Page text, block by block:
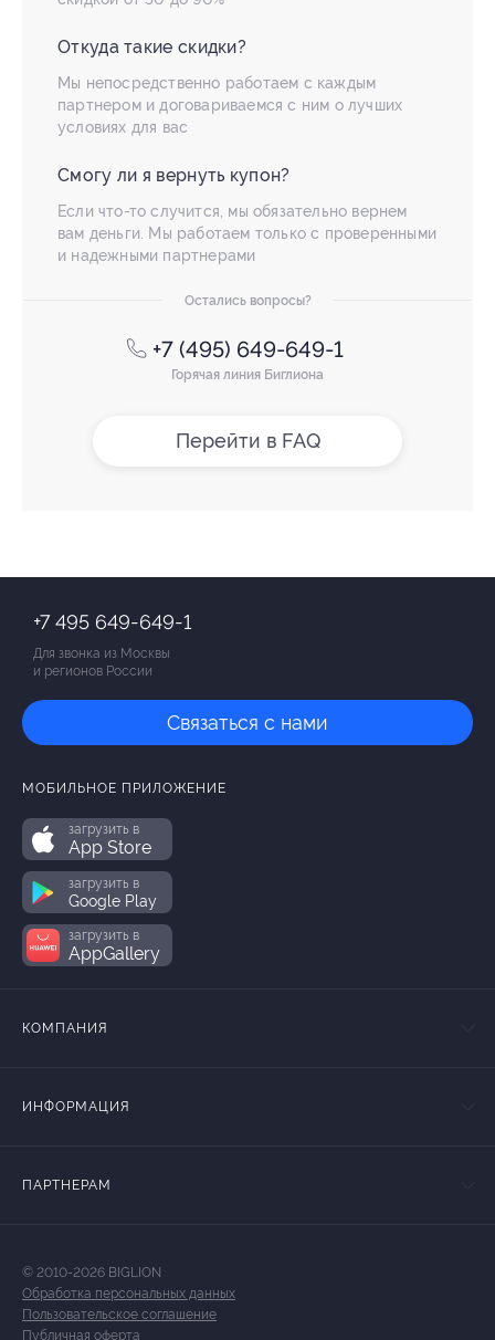
Откуда такие скидки?
Мы непосредственно работаем с каждым
партнером и договариваемся с ним о лучших
условиях для вас
Смогу ли я вернуть купон?
Если что-то случится, мы обязательно вернем
вам деньги. Мы работаем только с проверенными
и надежными партнерами
Остались вопросы?
+7 (495) 649-649-1
Горячая линия Биглиона
Перейти в FAQ
+7 495 649-649-1
Для звонка из Москвы
и регионов России
Связаться с нами
МОБИЛЬНОЕ ПРИЛОЖЕНИЕ
загрузить в
App Store
загрузить в
Google Play
загрузить в
AppGallery
КОМПАНИЯ
ИНФОРМАЦИЯ
ПАРТНЕРАМ
© 2010-2026 BIGLION
Обработка персональных данных
Пользовательское соглашение
Публичная оферта